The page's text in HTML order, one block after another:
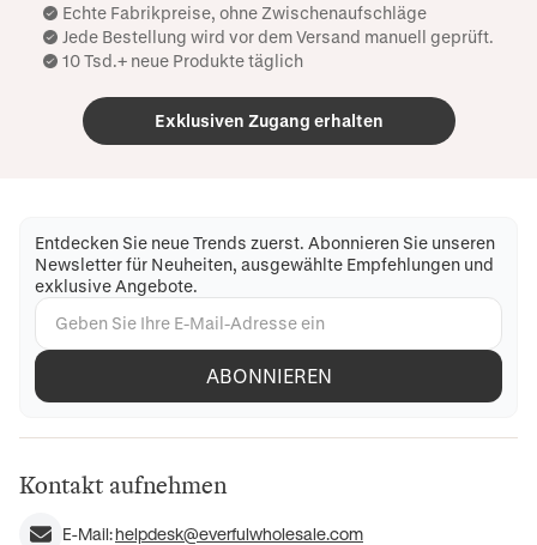
Echte Fabrikpreise, ohne Zwischenaufschläge
Jede Bestellung wird vor dem Versand manuell geprüft.
10 Tsd.+ neue Produkte täglich
Exklusiven Zugang erhalten
Entdecken Sie neue Trends zuerst. Abonnieren Sie unseren
Newsletter für Neuheiten, ausgewählte Empfehlungen und
exklusive Angebote.
ABONNIEREN
Kontakt aufnehmen
E-Mail:helpdesk@everfulwholesale.com